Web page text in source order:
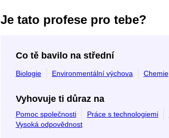
Je tato profese pro tebe?
Co tě bavilo na střední
Biologie Environmentální výchova Chemie
Vyhovuje ti důraz na
Pomoc společnosti Práce s technologiemi
Vysoká odpovědnost